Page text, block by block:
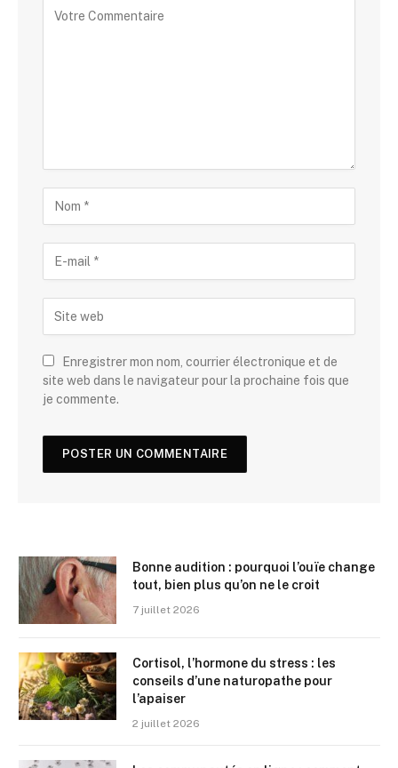
Enregistrer mon nom, courrier électronique et de
site web dans le navigateur pour la prochaine fois que
je commente.
Bonne audition : pourquoi l’ouïe change
tout, bien plus qu’on ne le croit
7 juillet 2026
Cortisol, l’hormone du stress : les
conseils d’une naturopathe pour
l’apaiser
2 juillet 2026